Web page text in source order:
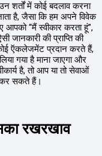
शर्तों में कोई बदलाव करना
है, जैसा कि हम अपने विवेक
“मैं स्वीकार करता हूं”,
जानकारी की प्राप्ति की
ऍकलेजमेंट प्रदान करते हैं,
गया है माना जाएगा और
है, तो आप या तो सेवाओं
सकते हैं।
रखरखाव